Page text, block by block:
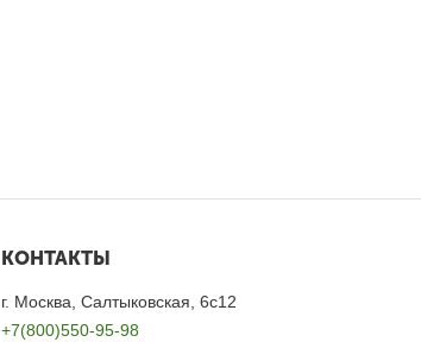
КОНТАКТЫ
г. Москва, Салтыковская, 6с12
+7(800)550-95-98